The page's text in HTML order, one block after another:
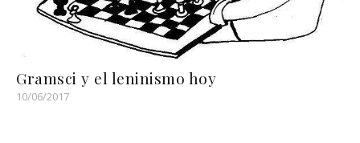
Gramsci y el leninismo hoy
10/06/2017